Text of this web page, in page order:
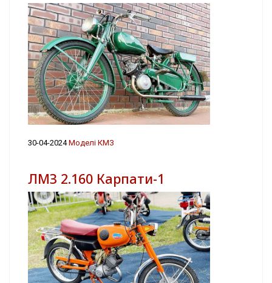
30-04-2024Моделі КМЗ
ЛМЗ 2.160 Карпати-1